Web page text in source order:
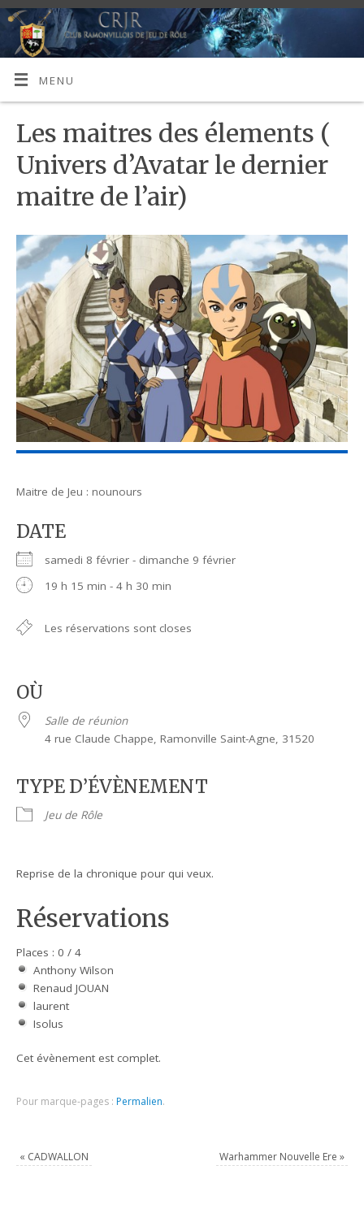
MENU
Les maitres des élements (
Univers d’Avatar le dernier
maitre de l’air)
Maitre de Jeu : nounours
DATE
samedi 8 février - dimanche 9 février
19 h 15 min - 4 h 30 min
Les réservations sont closes
OÙ
Salle de réunion
4 rue Claude Chappe, Ramonville Saint-Agne, 31520
TYPE D’ÉVÈNEMENT
Jeu de Rôle
Reprise de la chronique pour qui veux.
Réservations
Places : 0 / 4
Anthony Wilson
Renaud JOUAN
laurent
Isolus
Cet évènement est complet.
Pour marque-pages : Permalien.
« CADWALLON Warhammer Nouvelle Ere »